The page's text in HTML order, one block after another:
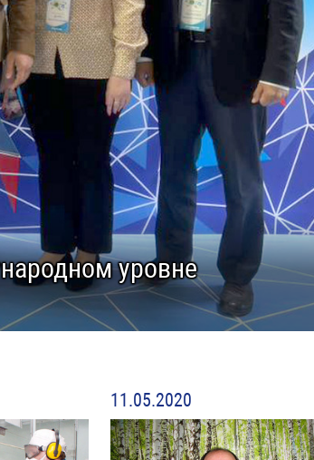
уровне
11.05.2020